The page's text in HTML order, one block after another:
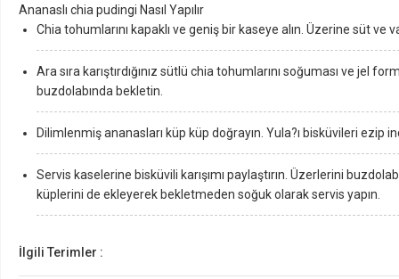
Ananaslı chia pudingi Nasıl Yapılır
Chia tohumlarını kapaklı ve geniş bir kaseye alın. Üzerine süt ve
Ara sıra karıştırdığınız sütlü chia tohumlarını soğuması ve jel
buzdolabında bekletin.
Dilimlenmiş ananasları küp küp doğrayın. Yula?ı bisküvileri ezip
Servis kaselerine bisküvili karışımı paylaştırın. Üzerlerini
küplerini de ekleyerek bekletmeden soğuk olarak servis yapın.
İlgili Terimler :